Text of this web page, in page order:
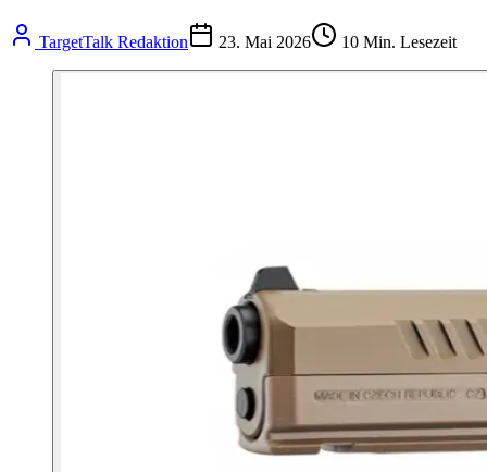
TargetTalk Redaktion 23. Mai 2026 10 Min. Lesezeit